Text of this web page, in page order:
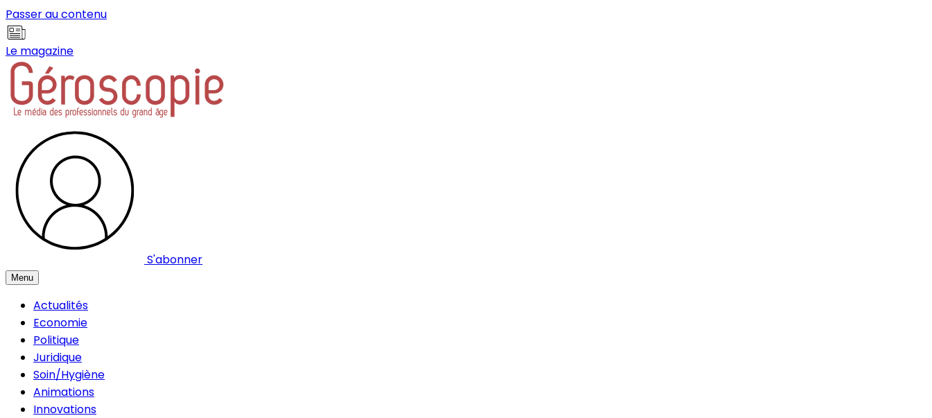
Passer au contenu
Le magazine
S'abonner
Menu
Actualités
Economie
Politique
Juridique
Soin/Hygiène
Animations
Innovations
Panneau de gestion des cookies